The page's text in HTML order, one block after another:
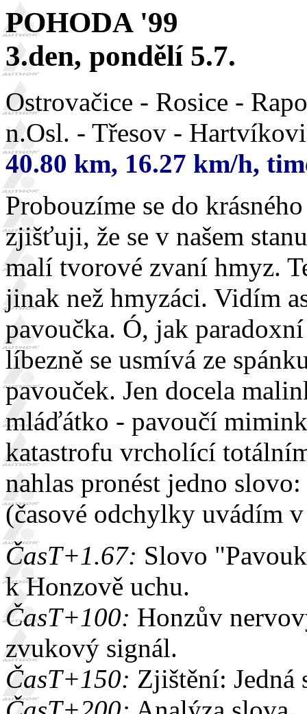
POHODA '99
3.den, pondělí 5.7.
Ostrovačice - Rosice -
n.Osl. - Třesov -
40.80 km, 16.27 km/h,
Probouzíme se do
zjišťuji, že se v našem
malí tvorové zvaní hmyz.
jinak než hmyzáci. Vidím
pavoučka. Ó, jak
líbezně se usmívá ze
pavouček. Jen docela
mláďátko - pavoučí
katastrofu vrcholící
nahlas pronést jedno
(časové odchylky uvádím
ČasT+1.67: Slovo
k Honzově uchu.
ČasT+100: Honzův
zvukový signál.
ČasT+150: Zjištění: Jedná